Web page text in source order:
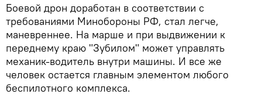
Боевой дрон доработан в соответствии с
требованиями Минобороны РФ, стал легче,
маневреннее. На марше и при выдвижении к
переднему краю "Зубилом" может управлять
механик-водитель внутри машины. И все же
человек остается главным элементом любого
беспилотного комплекса.